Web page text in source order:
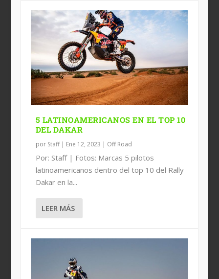
5 LATINOAMERICANOS EN EL TOP 10
DEL DAKAR
por Staff| Ene 12, 2023 | Off Road
Por: Staff | Fotos: Marcas 5 pilotos
latinoamericanos dentro del top 10 del Rally
Dakar en la...
LEER MÁS